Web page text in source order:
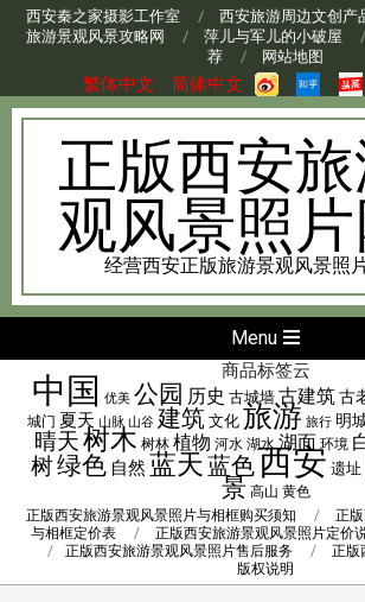
Skip西安秦之家摄影工作室 西安旅游周边文创产
旅游景观风景攻略网
萍儿与军儿的小破屋
荐
网站地图
繁体中文 简体中文
正版西安
观风景照
经营西安正版旅游景观风景照
Navigation
Menu
Menu
商品标签云
中国 优美 公园 历史 古城墙 古建筑古
城门 夏天 山脉 山谷 建筑 文化 旅游 旅行 明
晴天树木 树林 植物 河水 湖水 湖面 环境
树绿色 自然 蓝天 蓝色西安 遗址
景 高山 黄色
正版西安旅游景观风景照片与相框购买须知
正
与相框定价表
正版西安旅游景观风景照片定价
正版西安旅游景观风景照片售后服务
正版
版权说明